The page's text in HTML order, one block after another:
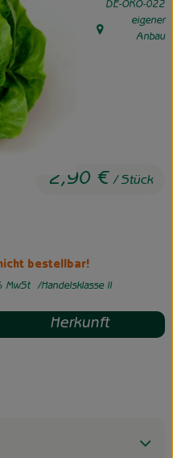
2,90 €/ Stück
, Kontrollstelle:
DE-ÖKO-022
, Herkunft:
eigener
Anbau
bestellbar!
MwSt Handelsklasse II
Herkunft